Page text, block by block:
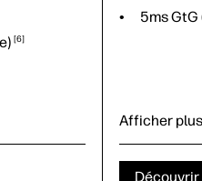
6
5ms
DQHD
Afficher plus
Découvrir